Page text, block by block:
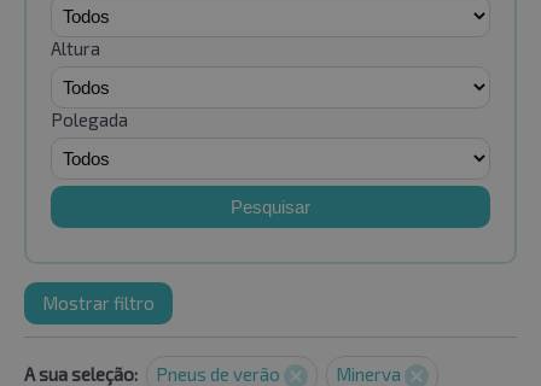
Altura
Polegada
Pesquisar
Mostrar filtro
A sua seleção: Pneus de verão Minerva